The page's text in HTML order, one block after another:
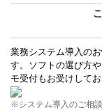
業務システム導入の
す。ソフトの選び方
モ受付もお受けしてお
※システム導入のご相